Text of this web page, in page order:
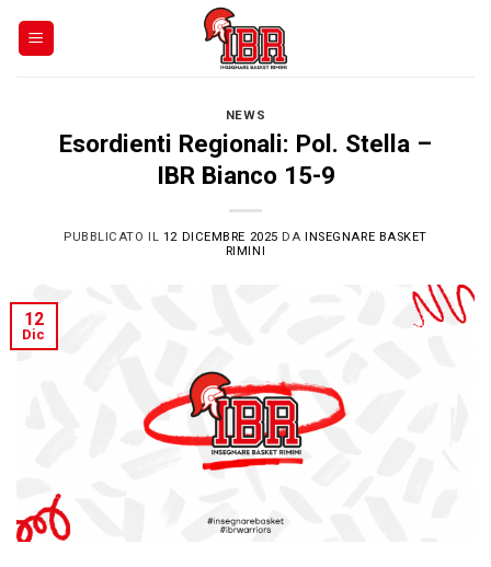
NEWS
Esordienti Regionali: Pol. Stella –
IBR Bianco 15-9
PUBBLICATO IL 12 DICEMBRE 2025 DAINSEGNARE BASKET
RIMINI
12
Dic